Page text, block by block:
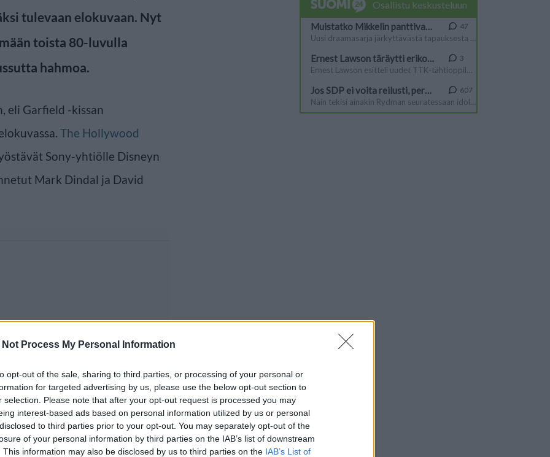
Not Process My Personal Information
opt-out of the sale, sharing to third parties, or processing of your personal or
for targeted advertising by us, please use the below opt-out section to
selection. Please note that after your opt-out request is processed you may
interest-based ads based on personal information utilized by us or personal
to third parties prior to your opt-out. You may separately opt-out of the
of your personal information by third parties on the IAB’s list of downstream
This information may also be disclosed by us to third parties on the IAB’s List of
tulevaan elokuvaan. Nyt
toista 80-luvulla
hahmoa.
eli Garfield -kissan
The Hollywood
Sony-yhtiölle Disneyn
Mark Dindal ja David